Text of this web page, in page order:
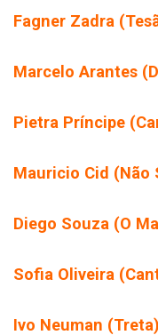
Fagner Zadra
Marcelo Arantes
Pietra Príncipe
Mauricio Cid (Não
Diego Souza (O
Sofia Oliveira
Ivo Neuman (Treta)